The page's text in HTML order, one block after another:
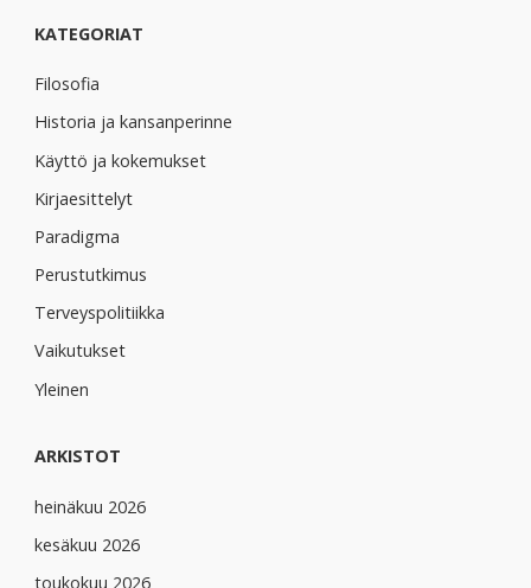
KATEGORIAT
Filosofia
Historia ja kansanperinne
Käyttö ja kokemukset
Kirjaesittelyt
Paradigma
Perustutkimus
Terveyspolitiikka
Vaikutukset
Yleinen
ARKISTOT
heinäkuu 2026
kesäkuu 2026
toukokuu 2026